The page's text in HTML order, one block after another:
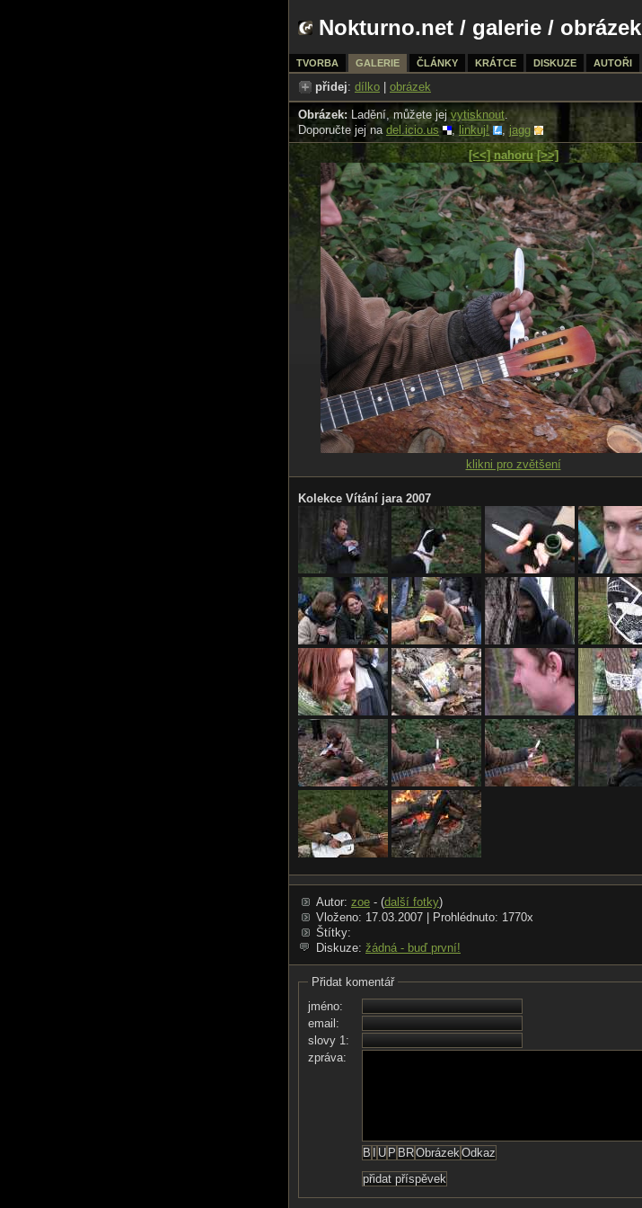
Nokturno.net / galerie / obrázek
TVORBA GALERIE ČLÁNKY KRÁTCE DISKUZE AUTOŘI
přidej: dílko obrázek
Obrázek: Ladění, můžete jejvytisknout.
Doporučte jej na del.icio.us , linkuj! , jagg
[<<] nahoru [>>]
klikni pro zvětšení
Kolekce Vítání jara 2007
Autor: zoe - (další fotky)
Vloženo: 17.03.2007 | Prohlédnuto: 1770x
Štítky:
Diskuze: žádná - buď první!
Přidat komentář
jméno:
email:
slovy 1:
zpráva: